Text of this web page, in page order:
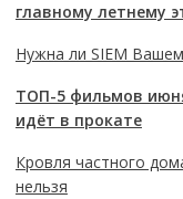
главному летнему
Нужна ли SIEM
ТОП-5 фильмов
идёт в прокате
Кровля частного
нельзя